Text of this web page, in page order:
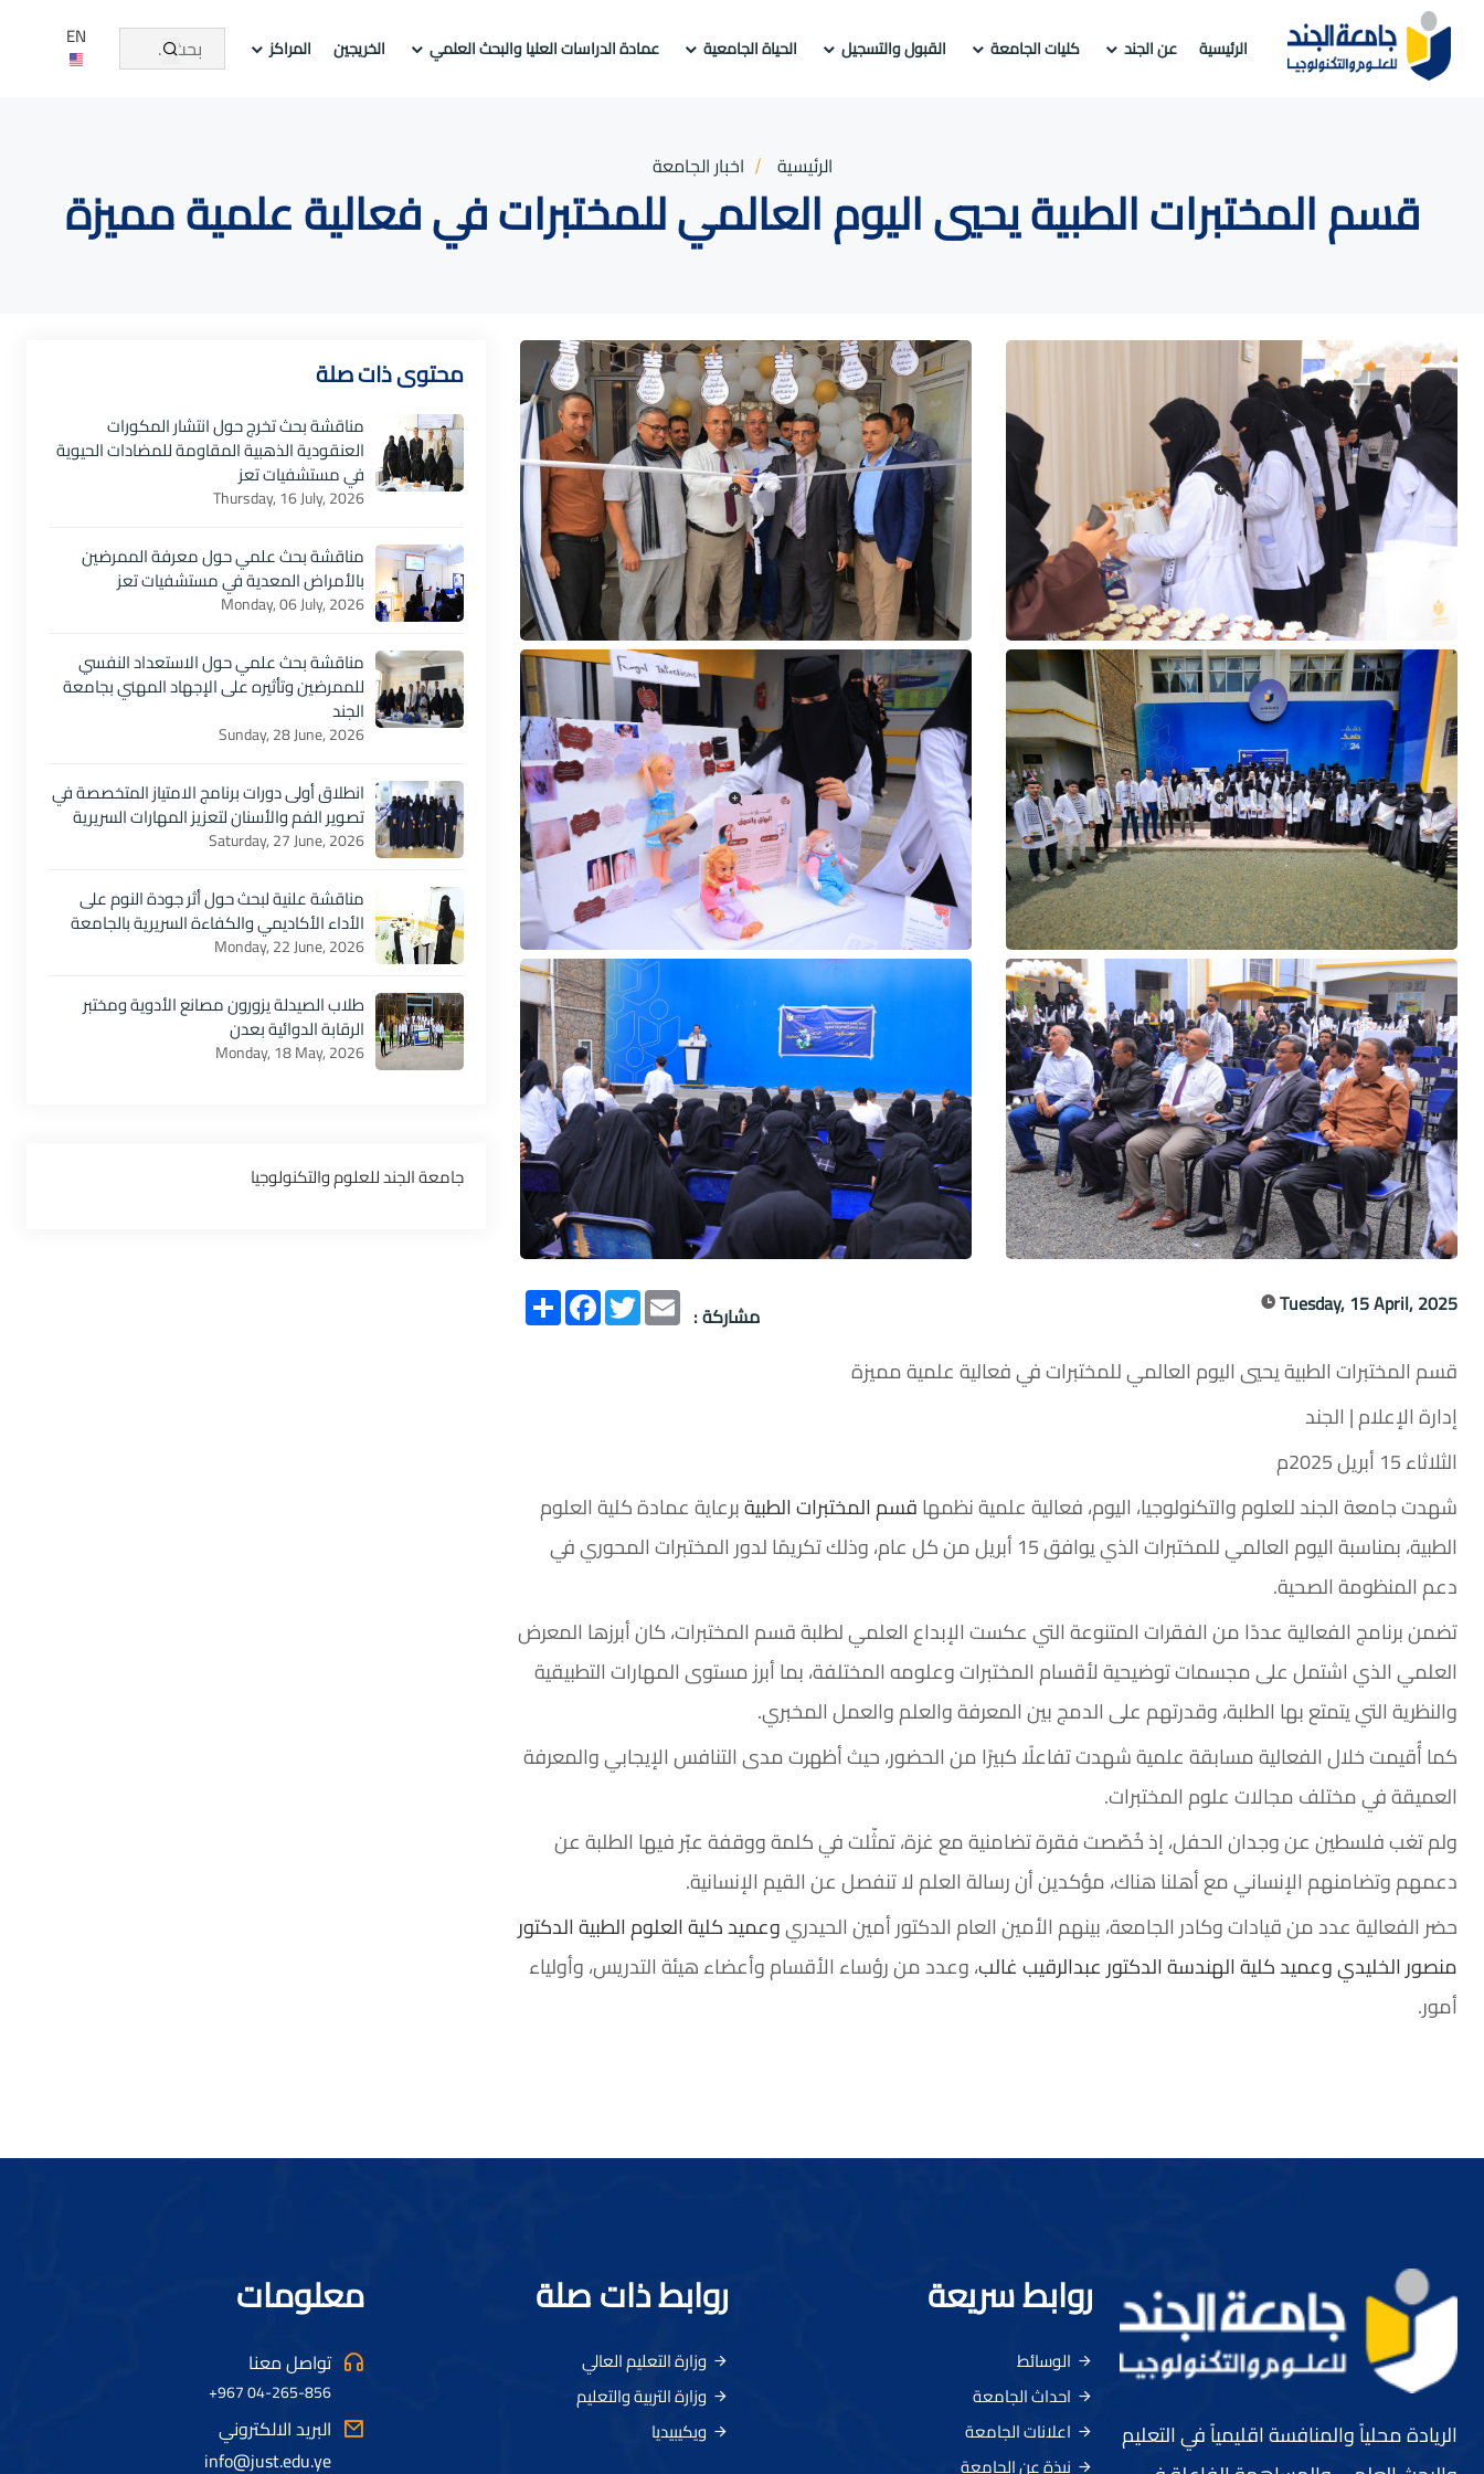
الرئيسية عن الجند كليات الجامعة القبول والتسجيل الحياة الجامعية عمادة الدراسات العليا والبحث العلمي الخريجين المراكز EN
الرئيسية اخبار الجامعة
قسم المختبرات الطبية يحيي اليوم العالمي للمختبرات في فعالية علمية مميزة
Tuesday, 15 April, 2025 مشاركة : انشر
FacebookTwitter Email
قسم المختبرات الطبية يحيي اليوم العالمي للمختبرات في فعالية علمية مميزة
إدارة الإعلام | الجند
الثلاثاء 15 أبريل 2025م
شهدت جامعة الجند للعلوم والتكنولوجيا، اليوم، فعالية علمية نظمهاقسم المختبرات الطبيةبرعاية عمادة كلية العلوم
الطبية، بمناسبة اليوم العالمي للمختبرات الذي يوافق 15 أبريل من كل عام، وذلك تكريمًا لدور المختبرات المحوري في
دعم المنظومة الصحية.
تضمن برنامج الفعالية عددًا من الفقرات المتنوعة التي عكست الإبداع العلمي لطلبة قسم المختبرات، كان أبرزها المعرض
العلمي الذي اشتمل على مجسمات توضيحية لأقسام المختبرات وعلومه المختلفة، بما أبرز مستوى المهارات التطبيقية
والنظرية التي يتمتع بها الطلبة، وقدرتهم على الدمج بين المعرفة والعلم والعمل المخبري.
كما أُقيمت خلال الفعالية مسابقة علمية شهدت تفاعلًا كبيرًا من الحضور، حيث أظهرت مدى التنافس الإيجابي والمعرفة
العميقة في مختلف مجالات علوم المختبرات.
ولم تغب فلسطين عن وجدان الحفل، إذ خُصّصت فقرة تضامنية مع غزة، تمثّلت في كلمة ووقفة عبّر فيها الطلبة عن
دعمهم وتضامنهم الإنساني مع أهلنا هناك، مؤكدين أن رسالة العلم لا تنفصل عن القيم الإنسانية.
حضر الفعالية عدد من قيادات وكادر الجامعة، بينهم الأمين العام الدكتور أمين الحيدريوعميد كلية العلوم الطبية الدكتور
منصور الخليديوعميد كلية الهندسة الدكتور عبدالرقيب غالب، وعدد من رؤساء الأقسام وأعضاء هيئة التدريس، وأولياء
أمور.
محتوى ذات صلة
مناقشة بحث تخرج حول انتشار المكورات
العنقودية الذهبية المقاومة للمضادات الحيوية
في مستشفيات تعز
Thursday, 16 July, 2026
مناقشة بحث علمي حول معرفة الممرضين
بالأمراض المعدية في مستشفيات تعز
Monday, 06 July, 2026
مناقشة بحث علمي حول الاستعداد النفسي
للممرضين وتأثيره على الإجهاد المهني بجامعة
الجند
Sunday, 28 June, 2026
انطلاق أولى دورات برنامج الامتياز المتخصصة في
تصوير الفم والأسنان لتعزيز المهارات السريرية
Saturday, 27 June, 2026
مناقشة علنية لبحث حول أثر جودة النوم على
الأداء الأكاديمي والكفاءة السريرية بالجامعة
Monday, 22 June, 2026
طلاب الصيدلة يزورون مصانع الأدوية ومختبر
الرقابة الدوائية بعدن
Monday, 18 May, 2026
‏جامعة الجند للعلوم والتكنولوجيا‏
الريادة محلياً والمنافسة اقليمياً في التعليم
روابط سريعة
الوسائط
احداث الجامعة
اعلانات الجامعة
نبذة عن الجامعة
روابط ذات صلة
وزارة التعليم العالي
وزارة التربية والتعليم
ويكيبيديا
معلومات
تواصل معنا
04-265-856 967+
البريد الالكتروني
info@just.edu.ye